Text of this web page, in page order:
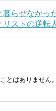
暮らせなかっ
ストの逆転
とはありません。